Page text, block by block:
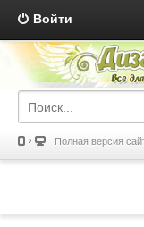
Войти
Полная версия